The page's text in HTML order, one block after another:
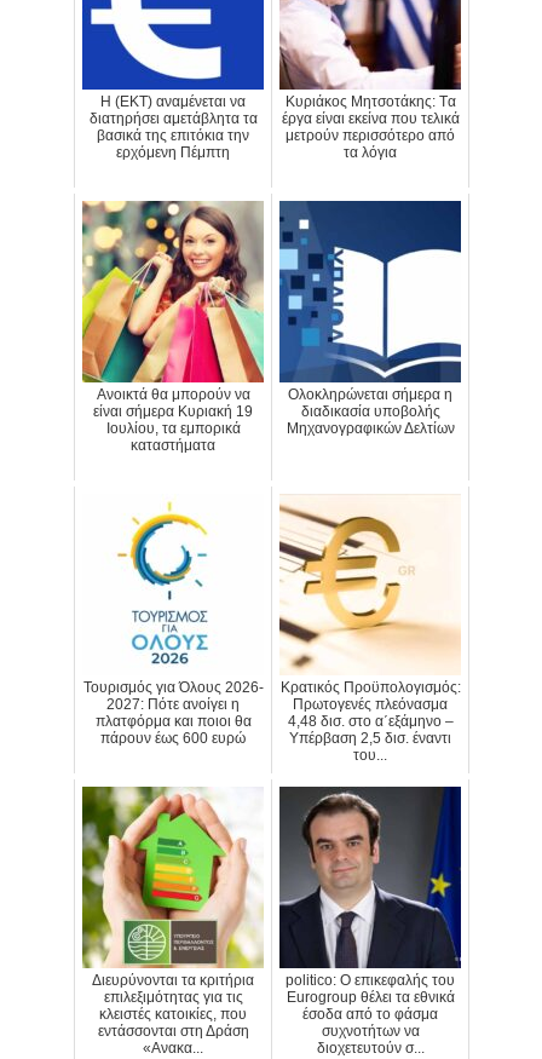
H (ΕΚΤ) αναμένεται να
διατηρήσει αμετάβλητα τα
βασικά της επιτόκια την
ερχόμενη Πέμπτη
Κυριάκος Μητσοτάκης: Tα
έργα είναι εκείνα που τελικά
μετρούν περισσότερο από
τα λόγια
Ανοικτά θα μπορούν να
είναι σήμερα Κυριακή 19
Ιουλίου, τα εμπορικά
καταστήματα
Ολοκληρώνεται σήμερα η
διαδικασία υποβολής
Μηχανογραφικών Δελτίων
Τουρισμός για Όλους 2026-
2027: Πότε ανοίγει η
πλατφόρμα και ποιοι θα
πάρουν έως 600 ευρώ
Κρατικός Προϋπολογισμός:
Πρωτογενές πλεόνασμα
4,48 δισ. στο α΄εξάμηνο –
Υπέρβαση 2,5 δισ. έναντι
του...
Διευρύνονται τα κριτήρια
επιλεξιμότητας για τις
κλειστές κατοικίες, που
εντάσσονται στη Δράση
«Ανακα...
politico: Ο επικεφαλής του
Eurogroup θέλει τα εθνικά
έσοδα από το φάσμα
συχνοτήτων να
διοχετευτούν σ...